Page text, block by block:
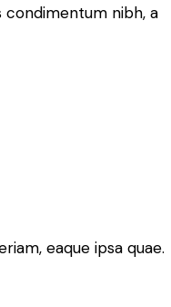
condimentum nibh, a
eaque ipsa quae.